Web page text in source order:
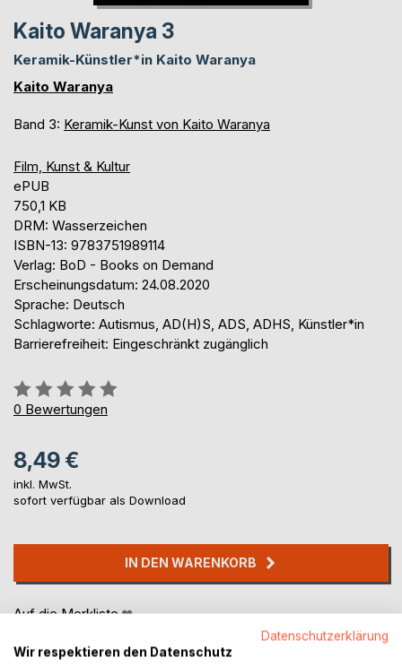
Kaito Waranya 3
Keramik-Künstler*in Kaito Waranya
Kaito Waranya
Band 3: Keramik-Kunst von Kaito Waranya
Film, Kunst & Kultur
ePUB
750,1 KB
DRM: Wasserzeichen
ISBN-13: 9783751989114
Verlag: BoD - Books on Demand
Erscheinungsdatum: 24.08.2020
Sprache: Deutsch
Schlagworte: Autismus, AD(H)S, ADS, ADHS, Künstler*in
Barrierefreiheit: Eingeschränkt zugänglich
Bewertung::
0%
0 Bewertungen
8,49 €
inkl. MwSt.
sofort verfügbar als Download
IN DEN WARENKORB
Auf die Merkliste
Datenschutzerklärung
Wir respektieren den Datenschutz